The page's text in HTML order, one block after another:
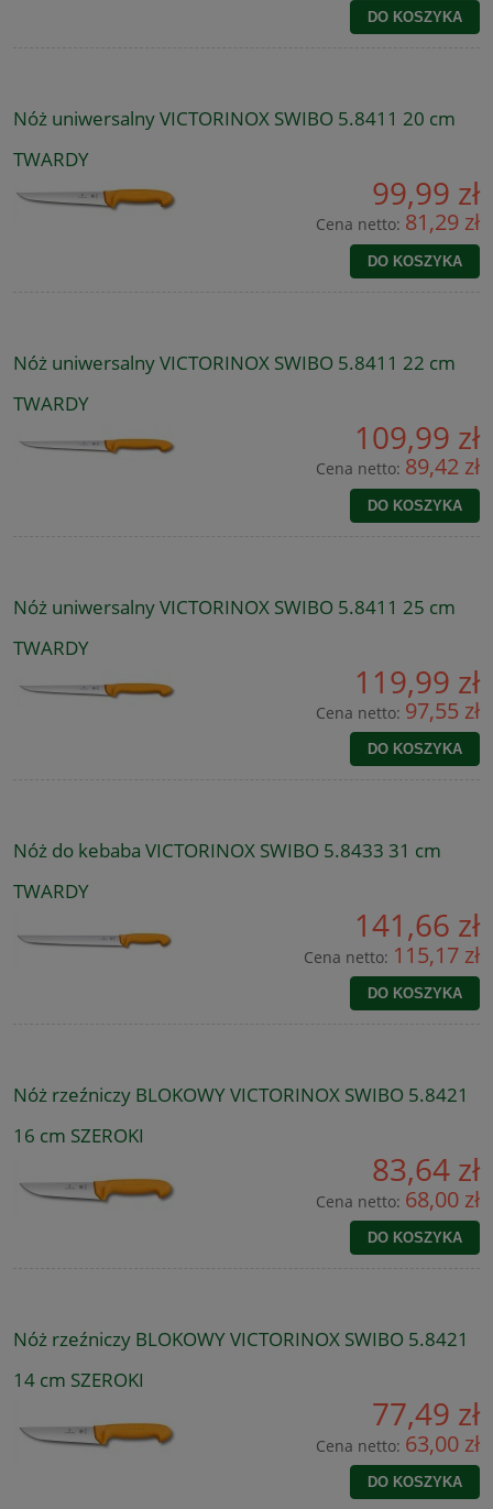
DO KOSZYKA
Nóż uniwersalny VICTORINOX SWIBO 5.8411 20 cm
TWARDY
99,99 zł
Cena netto: 81,29 zł
DO KOSZYKA
Nóż uniwersalny VICTORINOX SWIBO 5.8411 22 cm
TWARDY
109,99 zł
Cena netto: 89,42 zł
DO KOSZYKA
Nóż uniwersalny VICTORINOX SWIBO 5.8411 25 cm
TWARDY
119,99 zł
Cena netto: 97,55 zł
DO KOSZYKA
Nóż do kebaba VICTORINOX SWIBO 5.8433 31 cm
TWARDY
141,66 zł
Cena netto: 115,17 zł
DO KOSZYKA
Nóż rzeźniczy BLOKOWY VICTORINOX SWIBO 5.8421
16 cm SZEROKI
83,64 zł
Cena netto: 68,00 zł
DO KOSZYKA
Nóż rzeźniczy BLOKOWY VICTORINOX SWIBO 5.8421
14 cm SZEROKI
77,49 zł
Cena netto: 63,00 zł
DO KOSZYKA